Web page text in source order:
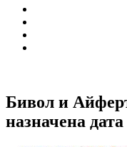
Бивол и
назначена дата